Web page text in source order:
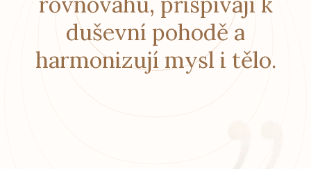
duševní pohodě a
harmonizují mysl i tělo.